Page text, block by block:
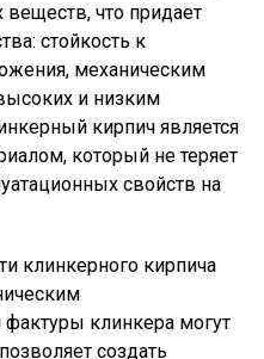
что придает
стойкость к
механическим
и низким
кирпич является
который не теряет
свойств на
клинкерного кирпича
фактуры клинкера могут
создать